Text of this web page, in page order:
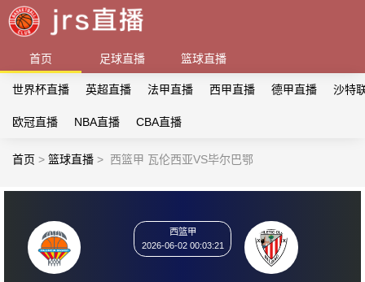
首页 足球直播 篮球直播
世界杯直播 英超直播 法甲直播 西甲直播 德甲直播 沙特
欧冠直播 NBA直播 CBA直播
首页 > 篮球直播 > 西篮甲 瓦伦西亚VS毕尔巴鄂